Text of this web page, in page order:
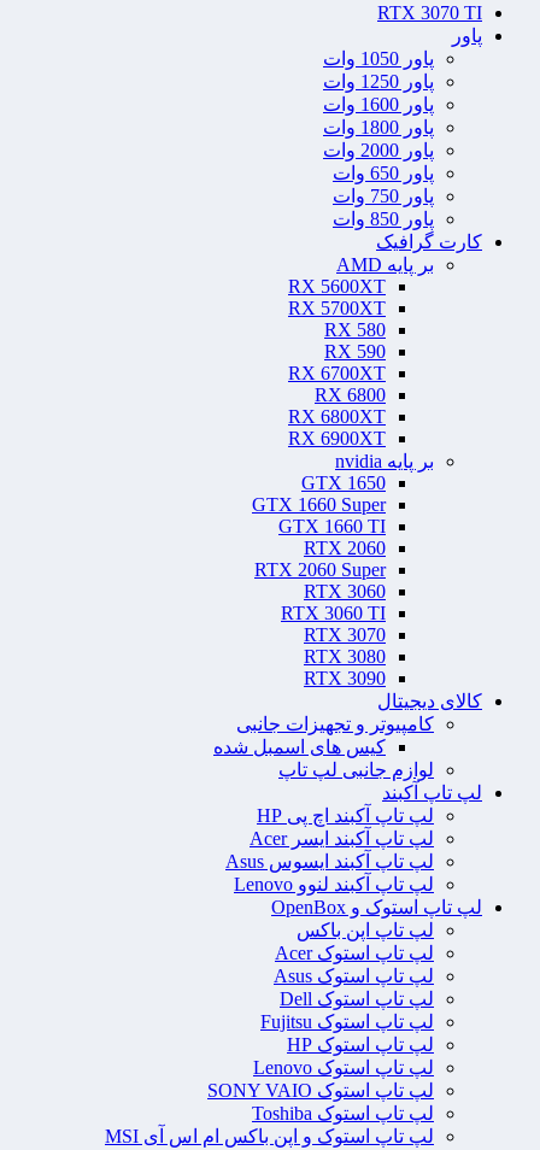
RTX 3070 TI
پاور
پاور 1050 وات
پاور 1250 وات
پاور 1600 وات
پاور 1800 وات
پاور 2000 وات
پاور 650 وات
پاور 750 وات
پاور 850 وات
کارت گرافیک
بر پایه AMD
RX 5600XT
RX 5700XT
RX 580
RX 590
RX 6700XT
RX 6800
RX 6800XT
RX 6900XT
بر پایه nvidia
GTX 1650
GTX 1660 Super
GTX 1660 TI
RTX 2060
RTX 2060 Super
RTX 3060
RTX 3060 TI
RTX 3070
RTX 3080
RTX 3090
کالای دیجیتال
کامپیوتر و تجهیزات جانبی
کیس های اسمبل شده
لوازم جانبی لپ تاپ
لپ تاپ آکبند
لپ تاپ آکبند اچ پی HP
لپ تاپ آکبند ایسر Acer
لپ تاپ آکبند ایسوس Asus
لپ تاپ آکبند لنوو Lenovo
لپ تاپ استوک و OpenBox
لپ تاپ اپن باکس
لپ تاپ استوک Acer
لپ تاپ استوک Asus
لپ تاپ استوک Dell
لپ تاپ استوک Fujitsu
لپ تاپ استوک HP
لپ تاپ استوک Lenovo
لپ تاپ استوک SONY VAIO
لپ تاپ استوک Toshiba
لپ تاپ استوک و اپن باکس ام اس آی MSI